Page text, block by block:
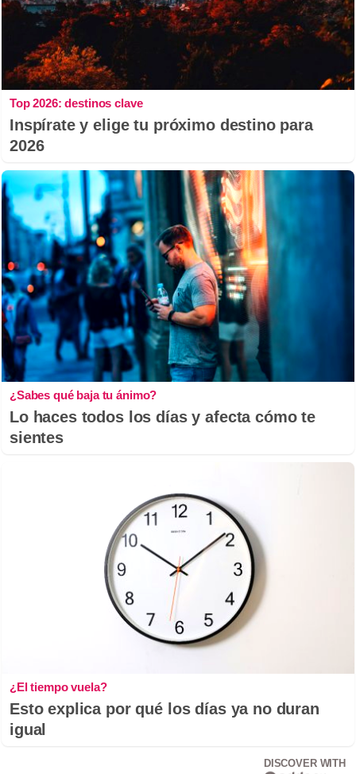
Top 2026: destinos clave
Inspírate y elige tu próximo destino para
2026
¿Sabes qué baja tu ánimo?
Lo haces todos los días y afecta cómo te
sientes
¿El tiempo vuela?
Esto explica por qué los días ya no duran
igual
DISCOVER WITH